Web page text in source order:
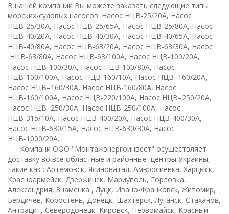
В нашей компании Вы можете заказать следующие типы
морских-судовых насосов: Насос НЦВ-25/20А, Насос
НЦВ-25/30А, Насос НЦВ-25/65А, Насос НЦВ-25/80А, Насос
НЦВ-40/20А, Насос НЦВ-40/30А, Насос НЦВ-40/65А, Насос
НЦВ-40/80А, Насос НЦВ-63/20А, Насос НЦВ-63/30А, Насос
НЦВ-63/80А, Насос НЦВ-63/100А, Насос НЦВ-100/20А,
Насос НЦВ-100/30А, Насос НЦВ-100/80А, Насос
НЦВ-100/100А, Насос НЦВ-160/10А, Насос НЦВ–160/20А,
Насос НЦВ–160/30А, Насос НЦВ-160/80А, Насос
НЦВ-160/100А, Насос НЦВ-220/100А, Насос НЦВ–250/20А,
Насос НЦВ–250/30А, Насос НЦВ-250/100А, Насос
НЦВ-315/10А, Насос НЦВ-400/20А, Насос НЦВ-400/30А,
Насос НЦВ-630/15А, Насос НЦВ-630/30А, Насос
НЦВ-1000/20А.
Компани ООО "Монтажэнергоинвест" осуществляет
доставку во все областные и районные центры Украины,
такие как : Артемовск, Ясиноватая, Амвросиевка, Харцыск,
Красноармейск, Дзержинск, Мариуполь, Горловка,
Александрия, Знаменка , Луцк, Ивано-Франковск, Житомир,
Бердичев, Коростень, Донецк, Шахтерск, Луганск, Стаханов,
Антрацит, Северодонецк, Кировск, Первомайск, Красный